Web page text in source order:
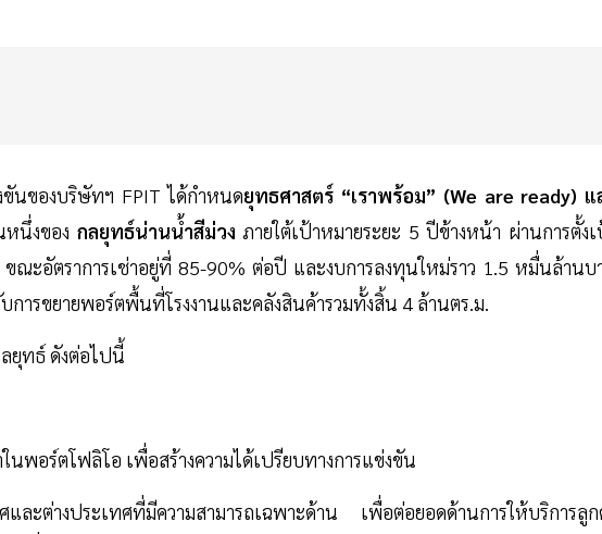
นของบริษัทฯ FPIT ได้กำหนดยุทธศาสตร์ “เราพร้อม” (We are ready) แ
นึ่งของ กลยุทธ์น่านน้ำสีม่วงภายใต้เป้าหมายระยะ 5 ปีข้างหน้า ผ่านการตั้งเ
ขณะอัตราการเช่าอยู่ที่ 85-90% ต่อปี และงบการลงทุนใหม่ราว 1.5 หมื่นล้านบ
รขยายพอร์ตพื้นที่โรงงานและคลังสินค้ารวมทั้งสิ้น 4 ล้านตร.ม.
ยุทธ์ ดังต่อไปนี้
นพอร์ตโฟลิโอ เพื่อสร้างความได้เปรียบทางการแข่งขัน
และต่างประเทศที่มีความสามารถเฉพาะด้าน เพื่อต่อยอดด้านการให้บริการลูก